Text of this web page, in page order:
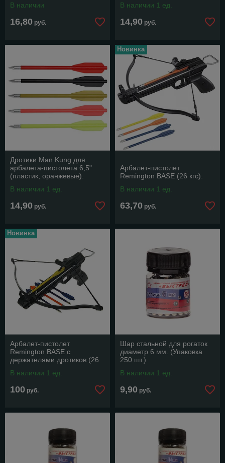
В наличии
16,80 руб.
В наличии 1 ед.
14,90 руб.
Дротики Man Kung для
арбалета-пистолета 6,5"
(пластик, оранжевые).
В наличии 1 ед.
14,90 руб.
Новинка
Арбалет-пистолет
Remington BASE (26 кгс).
В наличии 1 ед.
63,70 руб.
Новинка
Арбалет-пистолет
Remington BASE с
держателями дротиков (26
В наличии 1 ед.
100 руб.
Шар стальной для рогаток
диаметр 6 мм. (Упаковка
250 шт.)
В наличии 1 ед.
9,90 руб.